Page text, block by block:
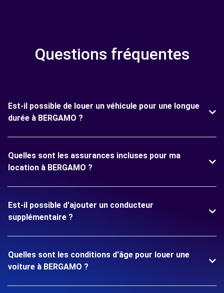
Questions fréquentes
Est-il possible de louer un véhicule pour une longue
durée à BERGAMO ?
Quelles sont les assurances incluses pour ma
location à BERGAMO ?
Est-il possible d'ajouter un conducteur
supplémentaire ?
Quelles sont les conditions d'âge pour louer une
voiture à BERGAMO ?